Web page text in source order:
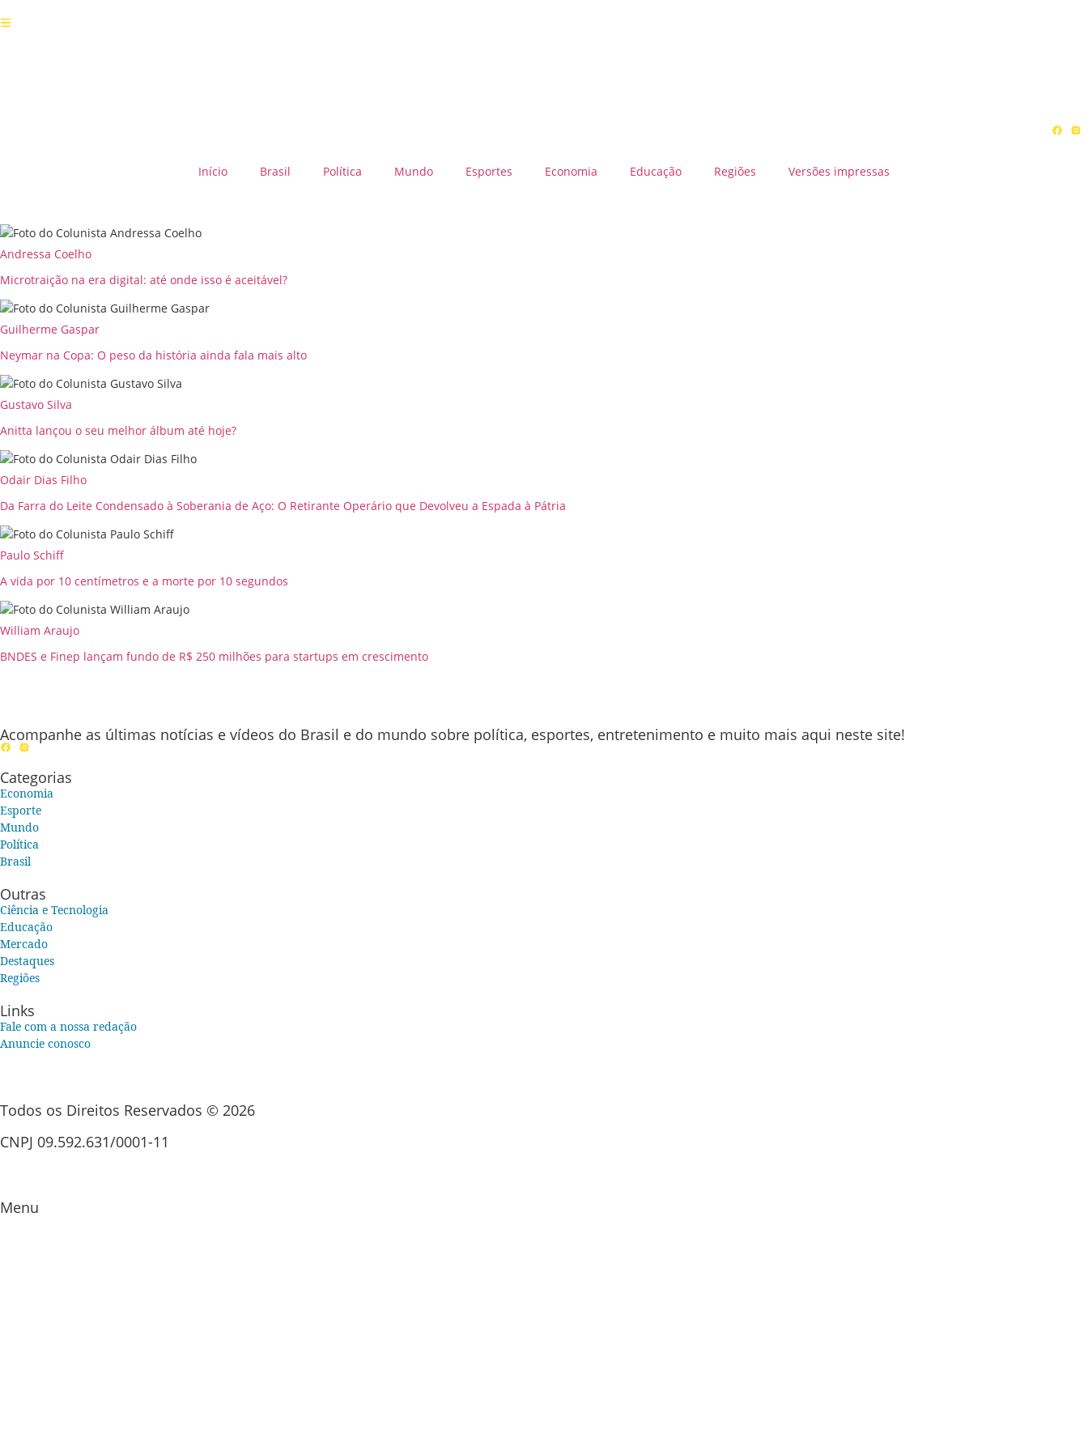
Início Brasil Política Mundo Esportes Economia Educação Regiões Versões impressas
Andressa Coelho
Microtraição na era digital: até onde isso é aceitável?
Guilherme Gaspar
Neymar na Copa: O peso da história ainda fala mais alto
Gustavo Silva
Anitta lançou o seu melhor álbum até hoje?
Odair Dias Filho
Da Farra do Leite Condensado à Soberania de Aço: O Retirante Operário que Devolveu a Espada à Pátria
Paulo Schiff
A vida por 10 centímetros e a morte por 10 segundos
William Araujo
BNDES e Finep lançam fundo de R$ 250 milhões para startups em crescimento
Acompanhe as últimas notícias e vídeos do Brasil e do mundo sobre política, esportes, entretenimento e muito mais aqui neste site!
Categorias
Economia
Esporte
Mundo
Política
Brasil
Outras
Ciência e Tecnologia
Educação
Mercado
Destaques
Regiões
Links
Fale com a nossa redação
Anuncie conosco
Todos os Direitos Reservados © 2026
CNPJ 09.592.631/0001-11
Menu